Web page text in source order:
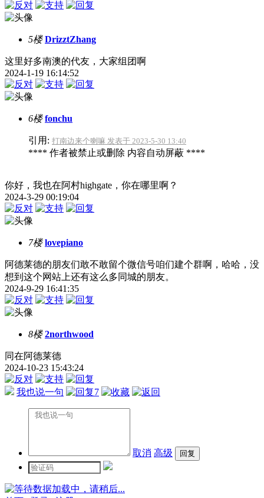
5楼 DrizztZhang
这里好多南澳的代友，大家组团啊
2024-1-19 16:14:52
6楼 fonchu
引用: 打南边来个喇嘛 发表于 2023-5-30 13:40
**** 作者被禁止或删除 内容自动屏蔽 ****
你好，我也在阿村highgate，你在哪里啊？
2024-3-29 00:19:04
7楼 lovepiano
阿德莱德的朋友们敢不敢留个微信号咱们建个群啊，哈哈，没
想到这个网站上还有这么多同城的朋友。
2024-9-29 16:41:35
8楼 2northwood
同在阿德莱德
2024-10-23 15:43:24
我也说一句 7
取消 高级
数据加载中，请稍后...